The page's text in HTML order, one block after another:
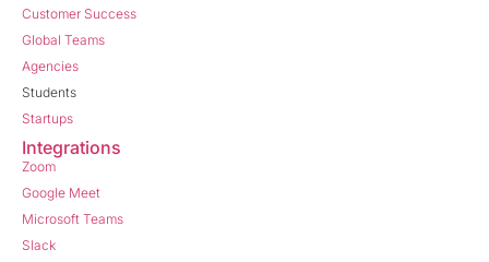
Customer Success
Global Teams
Agencies
Students
Startups
Integrations
Zoom
Google Meet
Microsoft Teams
Slack